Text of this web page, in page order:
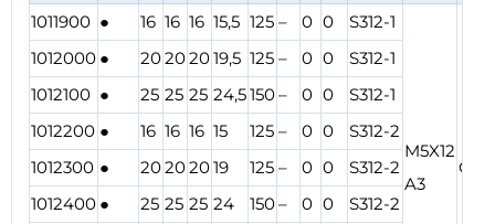
1011900 ● 16 16 16 15,5 125 – 0 0 S312-1
M5X12
A3
1012000 ● 20202019,5 125 – 0 0
S312-1
1012100 ● 25 25 25 24,5150– 0 0
S312-1
1012200 ● 16 16 16 15 125 – 0 0
S312-2
1012300 ● 20202019 125 – 0 0
S312-2
1012400 ● 25 25 25 24 150– 0 0
S312-2